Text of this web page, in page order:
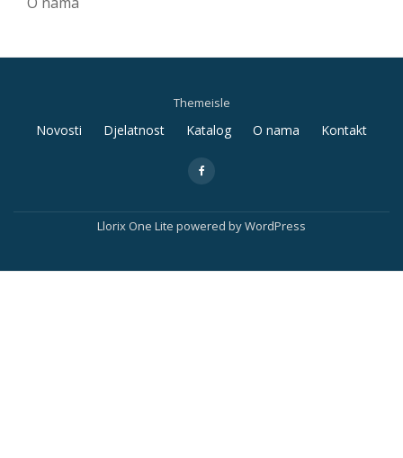
Themeisle
Secondary
Novosti Djelatnost Katalog O nama Kontakt
fa-
facebook
Llorix One Lite powered byWordPress